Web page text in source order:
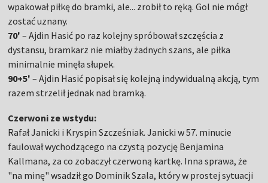
wpakował piłkę do bramki, ale... zrobił to ręką. Gol nie mógł
zostać uznany.
70' – Ajdin Hasić po raz kolejny spróbował szczęścia z
dystansu, bramkarz nie miałby żadnych szans, ale piłka
minimalnie minęła słupek.
90+5' – Ajdin Hasić popisał się kolejną indywidualną akcją, tym
razem strzelił jednak nad bramką.
Czerwoni ze wstydu:
Rafał Janicki i Kryspin Szcześniak. Janicki w 57. minucie
faulował wychodzącego na czystą pozycję Benjamina
Kallmana, za co zobaczył czerwoną kartkę. Inna sprawa, że
"na minę" wsadził go Dominik Szala, który w prostej sytuacji